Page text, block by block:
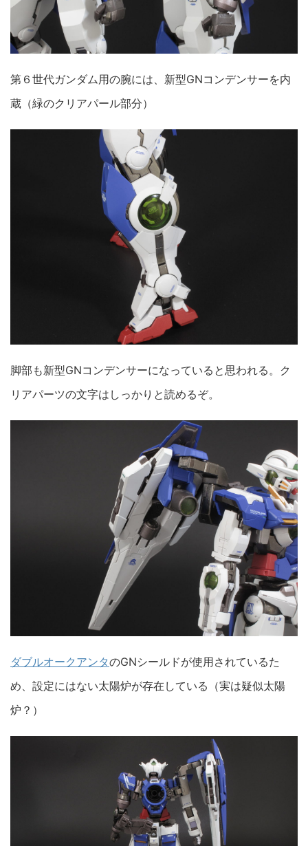
第６世代ガンダム用の腕には、新型GNコンデンサーを内
蔵（緑のクリアパール部分）
脚部も新型GNコンデンサーになっていると思われる。ク
リアパーツの文字はしっかりと読めるぞ。
ダブルオークアンタのGNシールドが使用されているた
め、設定にはない太陽炉が存在している（実は疑似太陽
炉？）